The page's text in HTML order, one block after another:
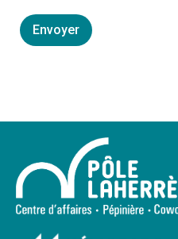
Envoyer